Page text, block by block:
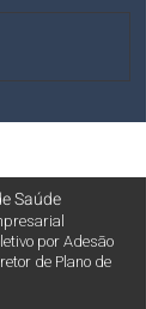
Saúde
por Adesão
de Plano de